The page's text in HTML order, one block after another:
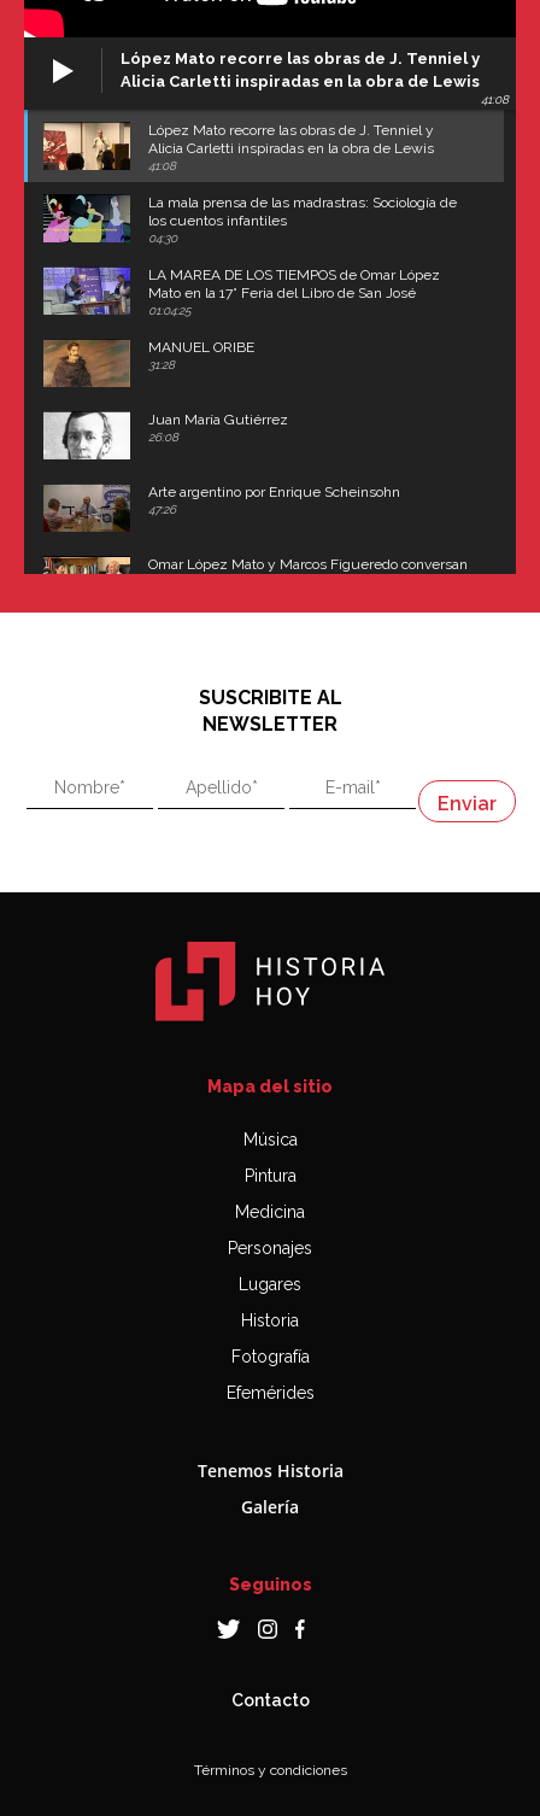
López Mato recorre las obras de J. Tenniel y
Alicia Carletti inspiradas en la obra de Lewis
41:08
López Mato recorre las obras de J. Tenniel y
Alicia Carletti inspiradas en la obra de Lewis
Carroll
41:08
La mala prensa de las madrastras: Sociología de
los cuentos infantiles
04:30
LA MAREA DE LOS TIEMPOS de Omar López
Mato en la 17° Feria del Libro de San José
(Uruguay)
01:04:25
MANUEL ORIBE
31:28
Juan María Gutiérrez
26:08
Arte argentino por Enrique Scheinsohn
47:26
Omar López Mato y Marcos Figueredo conversan
"En política, la estupidez no es una desventaja"
"En política, la estupidez no es una desventaja"
Napoleón
SUSCRIBITE AL
NEWSLETTER
Mapa del sitio
Música
Pintura
Medicina
Personajes
Lugares
Historia
Fotografía
Efemérides
Tenemos Historia
Galería
Seguinos
Contacto
Términos y condiciones